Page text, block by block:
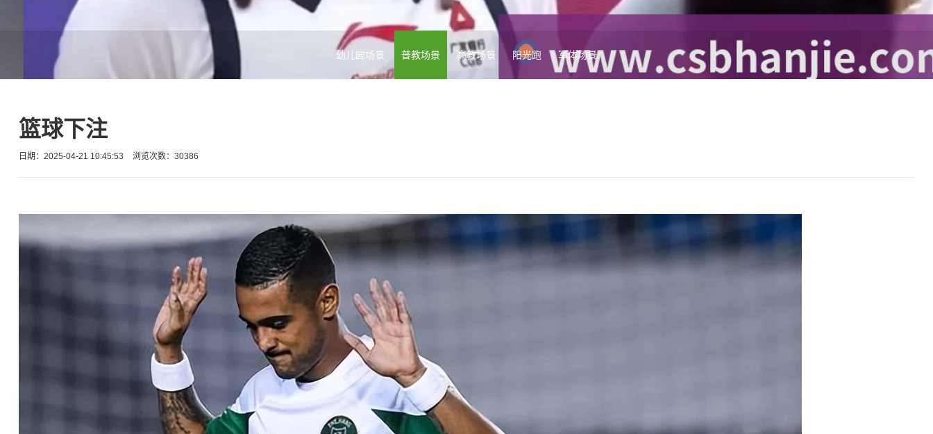
幼儿园场景 普教场景 高教场景 阳光跑 军体场景
篮球下注
日期：2025-04-21 10:45:53 浏览次数：30386